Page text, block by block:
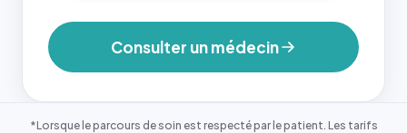
Consulter un médecin
*Lorsque le parcours de soin est respecté par le patient. Les tarifs